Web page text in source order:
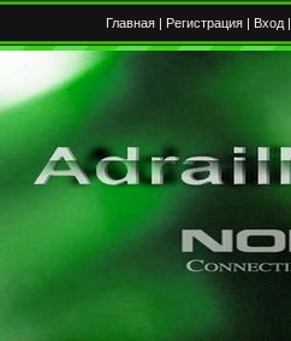
Главная| Регистрация| Вход|